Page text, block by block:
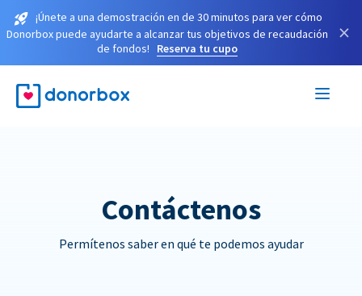
¡Únete a una demostración en de 30 minutos para ver cómo
Donorbox puede ayudarte a alcanzar tus objetivos de recaudación
de fondos!
Reserva tu cupo
×
Contáctenos
Permítenos saber en qué te podemos ayudar